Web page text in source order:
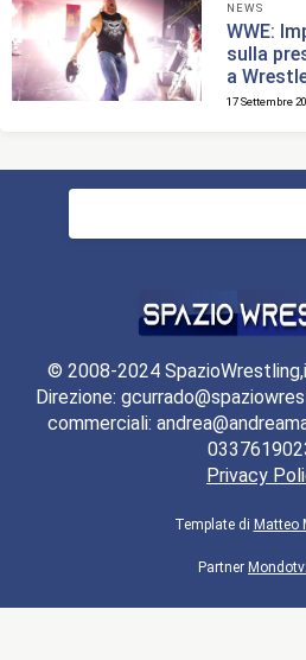
NEWS
WWE:
sulla
a
17 Settembre
Ricerca
© 2008-2024
Direzione:
commerciali:
Privacy
Template di Matteo
Partner